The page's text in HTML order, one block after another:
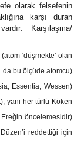
olarak felsefenin
karşı duran
Karşılaşma/
‘düşmekte’ olan
bu ölçüde atomcu)
Essentia, Wessen)
yani her türlü Köken
öncelemesidir)
reddettiği için